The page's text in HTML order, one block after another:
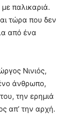
παλικαριά.
τώρα που δεν
από ένα
Νινιός,
άνθρωπο,
την ερημιά
απ’ την αρχή.